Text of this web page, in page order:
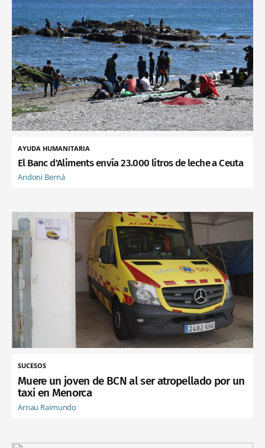
AYUDA HUMANITARIA
El Banc d'Aliments envía 23.000 litros de leche a Ceuta
Andoni Berná
SUCESOS
Muere un joven de BCN al ser atropellado por un
taxi en Menorca
Arnau Raimundo